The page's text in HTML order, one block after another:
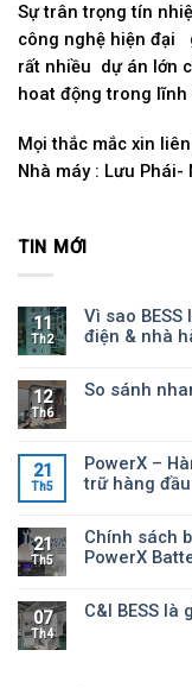
Sự trân trọng tín
công nghệ hiện đại
rất nhiều dự án lớn
hoat động trong lĩnh
Mọi thắc mắc xin
Nhà máy : Lưu Phái-
TIN MỚI
11
Th2
Vì sao BESS
điện & nhà
12
Th6
So sánh
21
Th5
PowerX –
trữ hàng
21
Th5
Chính sách
PowerX
07
Th4
C&I BESS là